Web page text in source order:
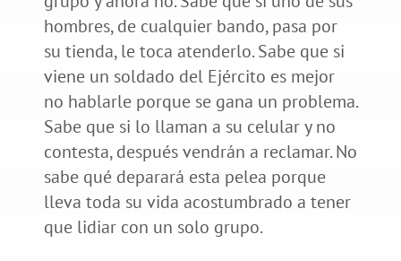
hombres, de cualquier bando, pasa por
su tienda, le toca atenderlo. Sabe que si
viene un soldado del Ejército es mejor
no hablarle porque se gana un problema.
Sabe que si lo llaman a su celular y no
contesta, después vendrán a reclamar. No
sabe qué deparará esta pelea porque
lleva toda su vida acostumbrado a tener
que lidiar con un solo grupo.